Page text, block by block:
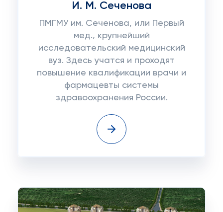
И. М. Сеченова
ПМГМУ им. Сеченова, или Первый
мед., крупнейший
исследовательский медицинский
вуз. Здесь учатся и проходят
повышение квалификации врачи и
фармацевты системы
здравоохранения России.